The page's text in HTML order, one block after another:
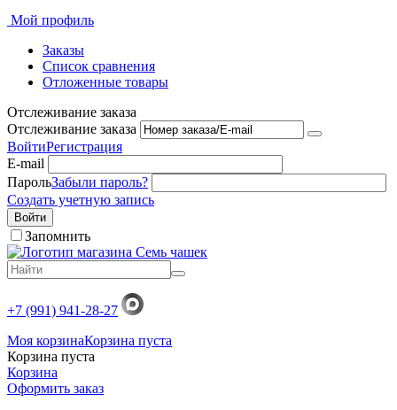
Мой профиль
Заказы
Список сравнения
Отложенные товары
Отслеживание заказа
Отслеживание заказа
ВойтиРегистрация
E-mail
ПарольЗабыли пароль?
Создать учетную запись
Войти
Запомнить
+7 (991) 941-28-27
Моя корзинаКорзина пуста
Корзина пуста
Корзина
Оформить заказ